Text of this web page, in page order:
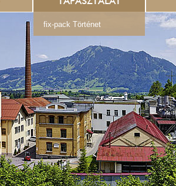
fix-pack Történet